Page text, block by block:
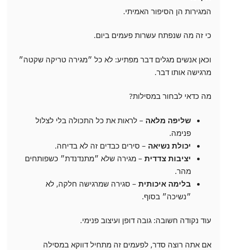
המגירות הן הסיפור האמיתי.
כי זה מה שנפתח עשרות פעמים ביום.
וכאן אנשים מגלים דבר מפתיע: לא כל ״מגירה טריקה שקטה״
מרגישה אותו דבר.
מה כדאי לבחור במסילות?
שליפה מלאה – לראות את כל התכולה בלי לצלול
פנימה.
יכולת נשיאה – סירים כבדים זה לא בדיחה.
יציבות צדדית – מגירה שלא ״מתנדנדת״ כשפותחים
מהר.
בלימה איכותית – סגירה שמרגישה חלקה, לא
״נשיכה״ בסוף.
עוד נקודה חשובה: גובה דופן ועיצוב פנימי.
אם אתה רוצה סדר, לפעמים זה מתחיל דווקא במסילה